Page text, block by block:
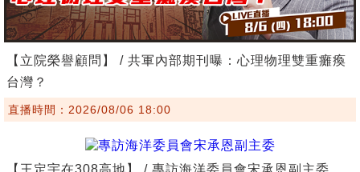
【立院榮譽顧問】 / 共軍內部期刊曝：心理物理雙重癱瘓
台灣？
直播時間：2026/08/06 18:00
【王定宇在308高地】 / 專訪海洋委員會宋承恩副主委